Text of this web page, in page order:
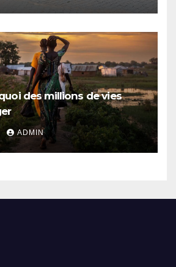
des millions de vies
ADMIN